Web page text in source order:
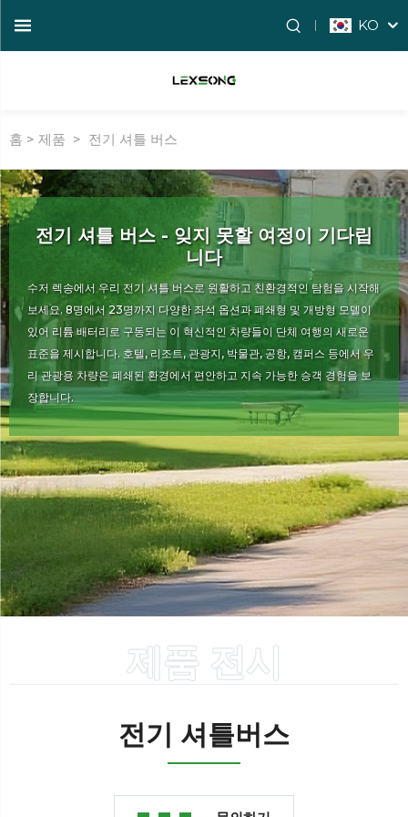
KO
홈 > 제품 > 전기 셔틀 버스
전기 셔틀 버스 - 잊지 못할 여정이 기다립
니다
수저 렉송에서 우리 전기 셔틀 버스로 원활하고 친환경적인 탐험을 시작해
보세요. 8명에서 23명까지 다양한 좌석 옵션과 폐쇄형 및 개방형 모델이
있어 리튬 배터리로 구동되는 이 혁신적인 차량들이 단체 여행의 새로운
표준을 제시합니다. 호텔, 리조트, 관광지, 박물관, 공항, 캠퍼스 등에서 우
리 관광용 차량은 폐쇄된 환경에서 편안하고 지속 가능한 승객 경험을 보
장합니다.
제품 전시
전기 셔틀버스